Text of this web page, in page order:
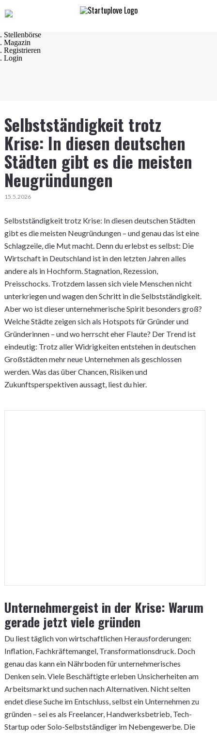
. Startseite
. Startups
. Stellenbörse
. Magazin
. Registrieren
. Login
Selbstständigkeit trotz
Krise: In diesen deutschen
Städten gibt es die meisten
Neugründungen
15.5.2026
Selbstständigkeit trotz Krise: In diesen deutschen Städten
gibt es die meisten Neugründungen – und genau das ist eine
Schlagzeile, die Mut macht. Denn du erlebst es selbst: Die
Wirtschaft in Deutschland ist in den letzten Jahren alles
andere als in Hochform. Stagnation, Rezession,
Preisschocks. Trotzdem lassen sich viele Menschen nicht
unterkriegen und wagen den Schritt in die Selbstständigkeit.
Aber wo ist dieser unternehmerische Spirit besonders groß?
Welche Städte zeigen sich als Hotspots für Gründer und
Gründerinnen – und wo herrscht eher Flaute? Der Trend ist
eindeutig: Trotz aller Widrigkeiten entstehen in deutschen
Großstädten mehr neue Unternehmen als geschlossen
werden. Was das über Chancen, Risiken und
Zukunftsperspektiven aussagt, liest du hier.
Unternehmergeist in der Krise: Warum
gerade jetzt viele gründen
Du liest täglich von wirtschaftlichen Herausforderungen:
Inflation, Fachkräftemangel, Transformationsdruck. Doch
genau das kann ein Nährboden für unternehmerisches
Denken sein. Viele Beschäftigte erleben Unsicherheiten am
Arbeitsmarkt und suchen nach Alternativen. Nicht selten
endet diese Suche im Entschluss, selbst ein Unternehmen zu
gründen – sei es als Freelancer, Handwerksbetrieb, Tech-
Startup oder Solo-Selbstständiger im Nebengewerbe. Die